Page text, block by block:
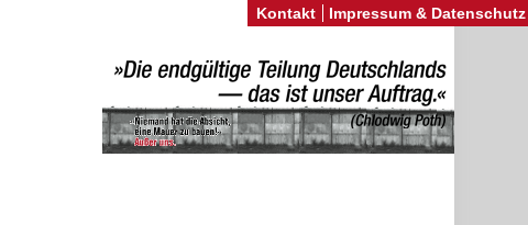
Kontakt Impressum & Datenschutz